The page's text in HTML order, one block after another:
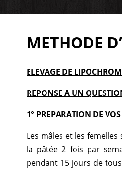
METHODE
ELEVAGE DE
REPONSE A UN
1° PREPARATION DE
Les mâles et les
la pâtée 2 fois par
pendant 15 jours de tous